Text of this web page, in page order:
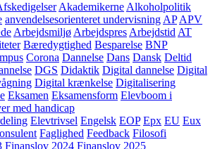
Akademikerne Alkoholpolitik
anvendelsesorienteret undervisning AP APV
Arbejdsmiljø Arbejdspres Arbejdstid AT
Bæredygtighed Besparelse BNP
Corona Dannelse Dans Dansk Deltid
DGS Didaktik Digital dannelse Digital
Digital krænkelse Digitalisering
Eksamen Eksamensform Elevboom i
med handicap
Elevtrivsel Engelsk EOP Epx EU Eux
Faglighed Feedback Filosofi
Finanslov 2024 Finanslov 2025